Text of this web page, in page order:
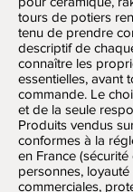
tours de potiers
tenu de prendre
descriptif de
connaître les
essentielles, avant
commande. Le
et de la seule
Produits vendus
conformes à la
en France
personnes,
commerciales,